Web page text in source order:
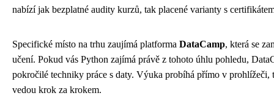
nabízí jak bezplatné audity kurzů, tak placené varianty s
Specifické místo na trhu zaujímá platforma DataCamp, která se
učení. Pokud vás Python zajímá právě z tohoto úhlu pohledu,
pokročilé techniky práce s daty. Výuka probíhá přímo v
vedou krok za krokem.